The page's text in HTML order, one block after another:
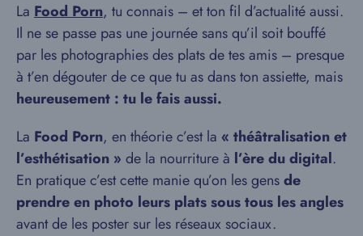
La Food Porn, tu connais – et ton fil d’actualité aussi.
Il ne se passe pas une journée sans qu’il soit bouffé
par les photographies des plats de tes amis – presque
à t’en dégouter de ce que tu as dans ton assiette, mais
heureusement : tu le fais aussi.
La Food Porn, en théorie c’est la « théâtralisation et
l’esthétisation » de la nourriture à l’ère du digital.
En pratique c’est cette manie qu’on les gensde
prendre en photo leurs plats sous tous les angles
avant de les poster sur les réseaux sociaux.